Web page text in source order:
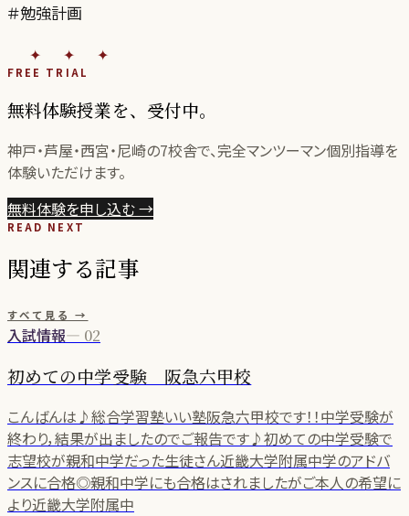
＃勉強計画
✦✦✦
FREE TRIAL
無料体験授業を、受付中。
神戸・芦屋・西宮・尼崎の7校舎で、完全マンツーマン個別指導を
体験いただけます。
無料体験を申し込む→
READ NEXT
関連する記事
すべて見る →
入試情報— 02
初めての中学受験 阪急六甲校
こんばんは♪総合学習塾いい塾阪急六甲校です！！中学受験が
終わり，結果が出ましたのでご報告です♪初めての中学受験で
志望校が親和中学だった生徒さん近畿大学附属中学のアドバ
ンスに合格◎親和中学にも合格はされましたがご本人の希望に
より近畿大学附属中